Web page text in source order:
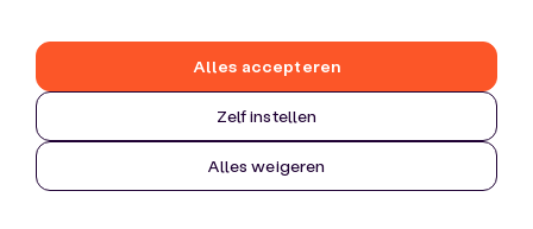
Zelf instellen
Alles weigeren
Alles accepteren